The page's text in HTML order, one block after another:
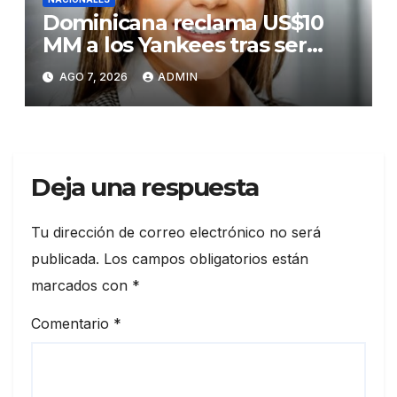
Dominicana reclama US$10
MM a los Yankees tras ser
golpeada por bate de José
Ramírez
AGO 7, 2026 ADMIN
Deja una respuesta
Tu dirección de correo electrónico no será
publicada. Los campos obligatorios están
marcados con *
Comentario *